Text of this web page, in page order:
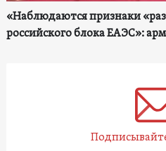
«Наблюдаются признаки
российского блока ЕАЭС»: